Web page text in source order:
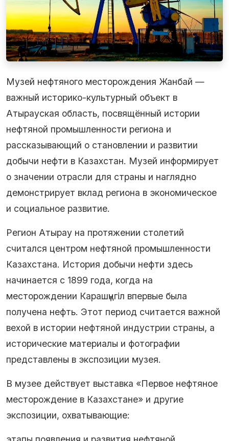
Музей нефтяного месторождения Жанбай —
важный историко-культурный объект в
Атырауская область, посвящённый истории
нефтяной промышленности региона и
рассказывающий о становлении и развитии
добычи нефти в Казахстан. Музей информирует
о значении отрасли для страны и наглядно
демонстрирует вклад региона в экономическое
и социальное развитие.
Регион Атырау на протяжении столетий
считался центром нефтяной промышленности
Казахстана. История добычи нефти здесь
начинается с 1899 года, когда на
месторождении Карашүңгіл впервые была
получена нефть. Этот период считается важной
вехой в истории нефтяной индустрии страны, а
исторические материалы и фотографии
представлены в экспозиции музея.
В музее действует выставка «Первое нефтяное
месторождение в Казахстане» и другие
экспозиции, охватывающие: